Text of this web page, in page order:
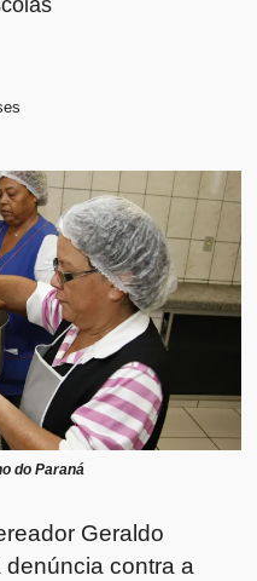
do Paraná
Geraldo
contra a